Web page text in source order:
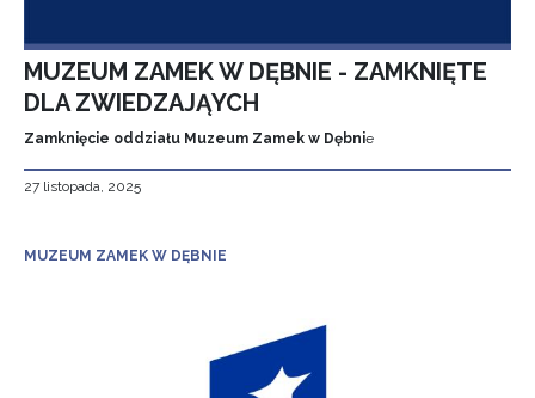
MUZEUM ZAMEK W DĘBNIE - ZAMKNIĘTE
DLA ZWIEDZAJĄYCH
Zamknięcie oddziału Muzeum Zamek w Dębnie
27 listopada, 2025
MUZEUM ZAMEK W DĘBNIE